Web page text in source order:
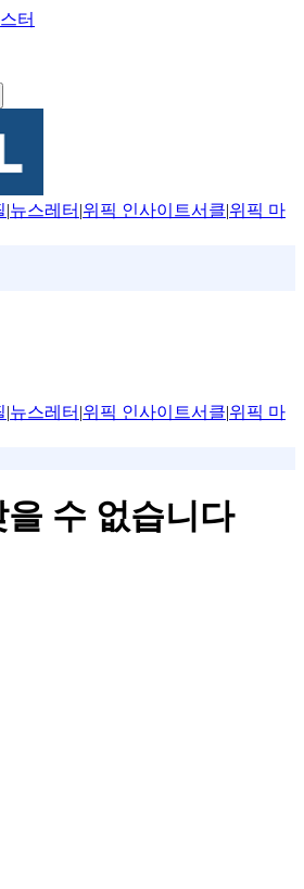
터
|뉴스레터 |위픽 인사이트서클|위픽 마
|뉴스레터 |위픽 인사이트서클|위픽 마
수 없습니다